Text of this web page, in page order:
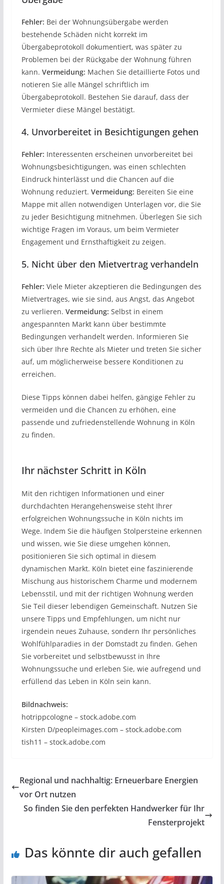
Fehler: Bei der Wohnungsübergabe werden
bestehende Schäden nicht korrekt im
Übergabeprotokoll dokumentiert, was später zu
Problemen bei der Rückgabe der Wohnung führen
kann. Vermeidung: Machen Sie detaillierte Fotos und
notieren Sie alle Mängel schriftlich im
Übergabeprotokoll. Bestehen Sie darauf, dass der
Vermieter diese Mängel bestätigt.
4. Unvorbereitet in Besichtigungen gehen
Fehler: Interessenten erscheinen unvorbereitet bei
Wohnungsbesichtigungen, was einen schlechten
Eindruck hinterlässt und die Chancen auf die
Wohnung reduziert. Vermeidung: Bereiten Sie eine
Mappe mit allen notwendigen Unterlagen vor, die Sie
zu jeder Besichtigung mitnehmen. Überlegen Sie sich
wichtige Fragen im Voraus, um beim Vermieter
Engagement und Ernsthaftigkeit zu zeigen.
5. Nicht über den Mietvertrag verhandeln
Fehler: Viele Mieter akzeptieren die Bedingungen des
Mietvertrages, wie sie sind, aus Angst, das Angebot
zu verlieren. Vermeidung: Selbst in einem
angespannten Markt kann über bestimmte
Bedingungen verhandelt werden. Informieren Sie
sich über Ihre Rechte als Mieter und treten Sie sicher
auf, um möglicherweise bessere Konditionen zu
erreichen.
Diese Tipps können dabei helfen, gängige Fehler zu
vermeiden und die Chancen zu erhöhen, eine
passende und zufriedenstellende Wohnung in Köln
zu finden.
Ihr nächster Schritt in Köln
Mit den richtigen Informationen und einer
durchdachten Herangehensweise steht Ihrer
erfolgreichen Wohnungssuche in Köln nichts im
Wege. Indem Sie die häufigen Stolpersteine erkennen
und wissen, wie Sie diese umgehen können,
positionieren Sie sich optimal in diesem
dynamischen Markt. Köln bietet eine faszinierende
Mischung aus historischem Charme und modernem
Lebensstil, und mit der richtigen Wohnung werden
Sie Teil dieser lebendigen Gemeinschaft. Nutzen Sie
unsere Tipps und Empfehlungen, um nicht nur
irgendein neues Zuhause, sondern Ihr persönliches
Wohlfühlparadies in der Domstadt zu finden. Gehen
Sie vorbereitet und selbstbewusst in Ihre
Wohnungssuche und erleben Sie, wie aufregend und
erfüllend das Leben in Köln sein kann.
Bildnachweis:
hotrippcologne – stock.adobe.com
Kirsten D/peopleimages.com – stock.adobe.com
tish11 – stock.adobe.com
Regional und nachhaltig: Erneuerbare Energien
vor Ort nutzen
So finden Sie den perfekten Handwerker für Ihr
Fensterprojekt
Das könnte dir auch gefallen